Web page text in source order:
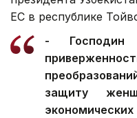
ЕС в республике
- Господин
защиту